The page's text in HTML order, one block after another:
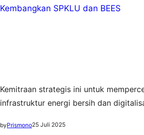
Kemitraan strategis ini untuk
infrastruktur energi bersih dan
byPrismono25 Juli 2025